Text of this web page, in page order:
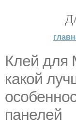
Клей для
какой
панелей